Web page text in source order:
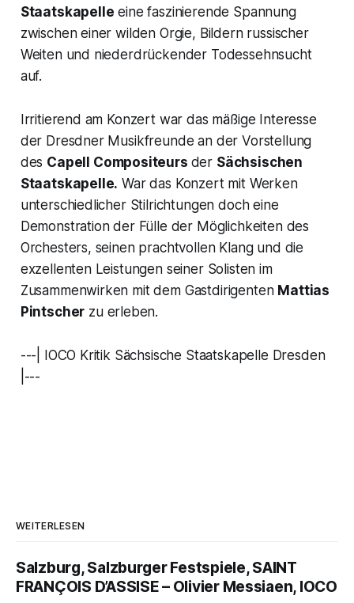
Staatskapelle eine faszinierende Spannung
zwischen einer wilden Orgie, Bildern russischer
Weiten und niederdrückender Todessehnsucht
auf.
Irritierend am Konzert war das mäßige Interesse
der Dresdner Musikfreunde an der Vorstellung
des Capell Compositeurs der Sächsischen
Staatskapelle. War das Konzert mit Werken
unterschiedlicher Stilrichtungen doch eine
Demonstration der Fülle der Möglichkeiten des
Orchesters, seinen prachtvollen Klang und die
exzellenten Leistungen seiner Solisten im
Zusammenwirken mit dem Gastdirigenten Mattias
Pintscher zu erleben.
---| IOCO Kritik Sächsische Staatskapelle Dresden
|---
WEITERLESEN
Salzburg, Salzburger Festspiele, SAINT
FRANÇOIS D’ASSISE – Olivier Messiaen, IOCO